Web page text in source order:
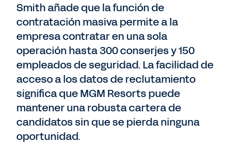
Smith añade que la función de
contratación masiva permite a la
empresa contratar en una sola
operación hasta 300 conserjes y 150
empleados de seguridad. La facilidad de
acceso a los datos de reclutamiento
significa que MGM Resorts puede
mantener una robusta cartera de
candidatos sin que se pierda ninguna
oportunidad.